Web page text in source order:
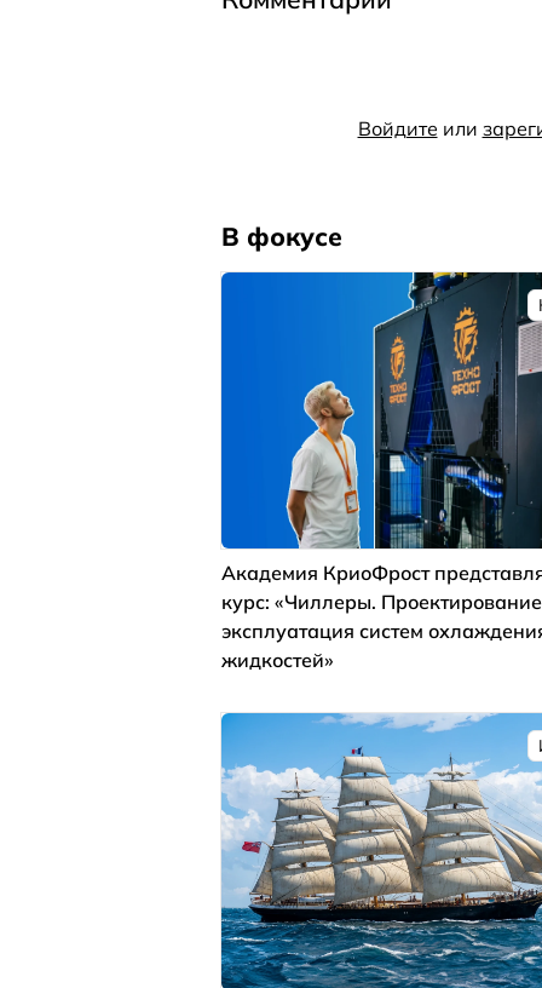
Войдите или
В фокусе
Академия КриоФрост
курс: «Чиллеры.
эксплуатация систем
жидкостей»